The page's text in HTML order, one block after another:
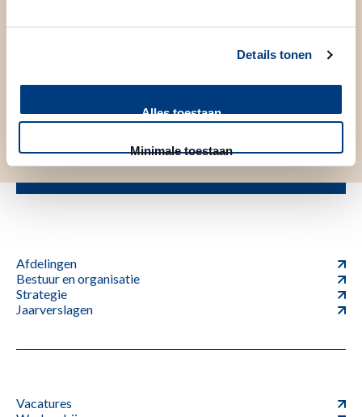
Details tonen
Alles toestaan
Minimale toestaan
Afdelingen
Bestuur en organisatie
Strategie
Jaarverslagen
Vacatures